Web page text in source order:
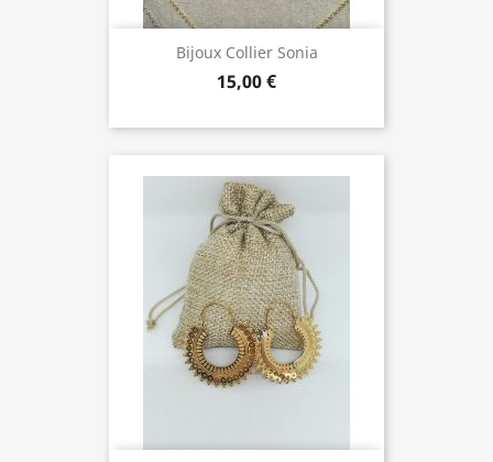
Bijoux Collier Sonia
15,00 €